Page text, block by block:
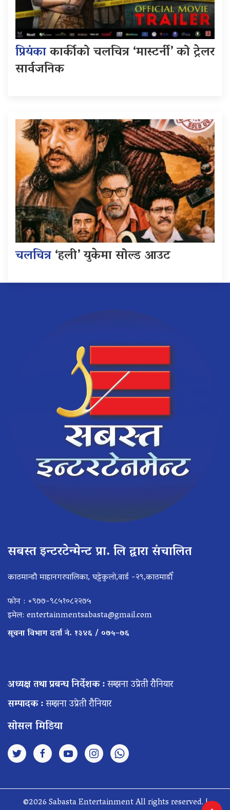
प्रियंकाकार्कीको चलचित्र ‘मास्टर्नी’ को ट्रेलर
सार्वजनिक
चलचित्र‘हली’ युकेमा सोल्ड आउट
सबस्त इन्टरटेन्मेन्ट प्रा. लि द्वारा संचालित
काठमान्डौ माहानगरपालिका, घट्टेकुलो,वार्ड -२९,काठमाडौँ
फोन : +९७७-९८५१०८२२७५
इमेल: entertainmentsabasta@gmail.com
सूचना विभाग दर्ता नं. १३४६ / ०७५–७६
अध्यक्ष तथा प्रबन्ध निर्देशक :सम्झना उप्रेती रौनियार
सम्पादक :सम्झना उप्रेती रौनियार
सोसल मिडिया
©2026 Sabasta Entertainment All rights reserved. |